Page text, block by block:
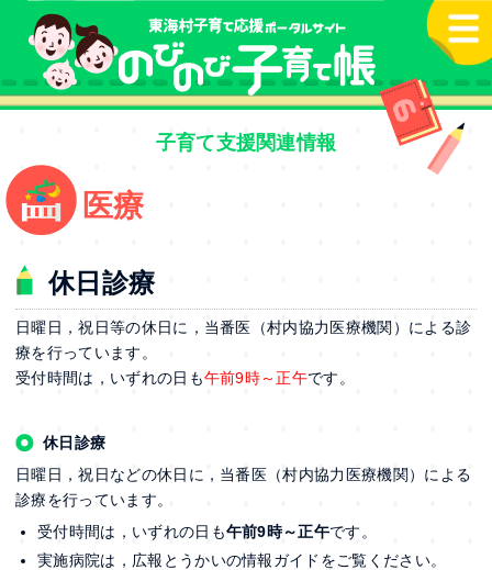
本文へ
子育て支援関連情報
医療
休日診療
日曜日，祝日等の休日に，当番医（村内協力医療機関）による診
療を行っています。
受付時間は，いずれの日も午前9時～正午です。
休日診療
日曜日，祝日などの休日に，当番医（村内協力医療機関）による
診療を行っています。
受付時間は，いずれの日も午前9時～正午です。
実施病院は，広報とうかいの情報ガイドをご覧ください。